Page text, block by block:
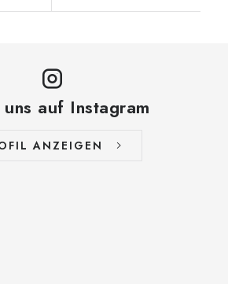
auf Instagram
ANZEIGEN